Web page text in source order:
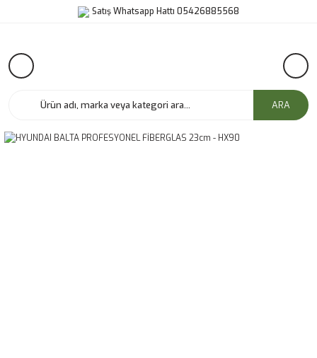
Satış Whatsapp Hattı 05426885568
ARA